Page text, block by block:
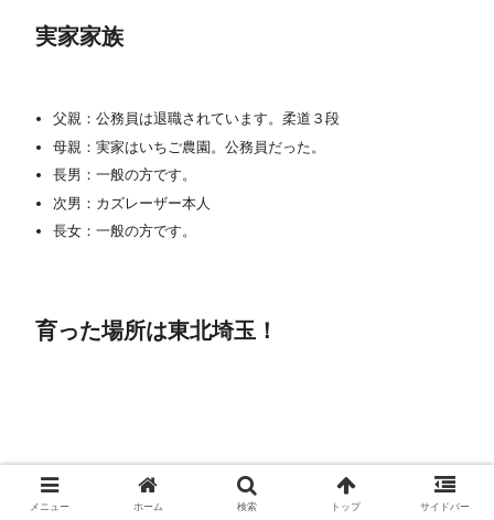
実家家族
父親：公務員は退職されています。柔道３段
母親：実家はいちご農園。公務員だった。
長男：一般の方です。
次男：カズレーザー本人
長女：一般の方です。
育った場所は東北埼玉！
メニュー ホーム 検索 トップ サイドバー